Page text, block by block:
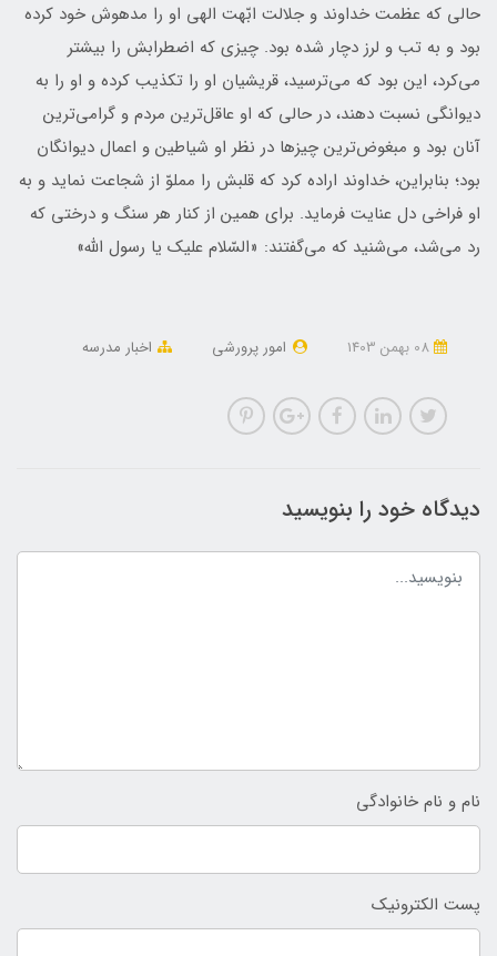
حالى که عظمت خداوند و جلالت ابّهت الهى او را مدهوش خود کرده
بود و به تب و لرز دچار شده بود. چیزى که اضطرابش را بیشتر
مى‌کرد، این بود که مى‌ترسید، قریشیان او را تکذیب کرده و او را به
دیوانگى نسبت دهند، در حالى که او عاقل‌ترین مردم و گرامى‌ترین
آنان بود و مبغوض‌ترین چیزها در نظر او شیاطین و اعمال دیوانگان
بود؛ بنابراین، خداوند اراده کرد که قلبش را مملوّ از شجاعت نماید و به
او فراخى دل عنایت فرماید. براى همین از کنار هر سنگ و درختى که
رد مى‌شد، مى‌شنید که مى‌گفتند: «السّلام علیک یا رسول اللّه»
امور پرورشی اخبار مدرسه
دیدگاه خود را بنویسید
نام و نام خانوادگی
پست الکترونیک